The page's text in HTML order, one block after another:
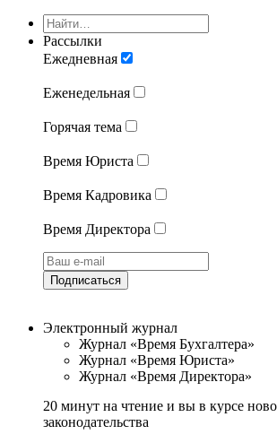
Рассылки
Ежедневная
Еженедельная
Горячая тема
Время Юриста
Время Кадровика
Время Директора
Подписаться
Электронный журнал
Журнал «Время Бухгалтера»
Журнал «Время Юриста»
Журнал «Время Директора»
20 минут на чтение и вы в курсе
законодательства